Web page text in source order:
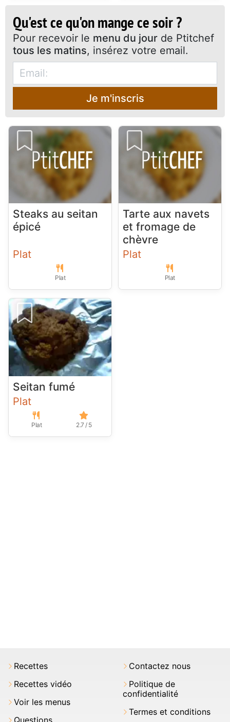
Qu'est ce qu'on mange ce soir ?
Pour recevoir le menu du jour de Ptitchef
tous les matins, insérez votre email.
Je m'inscris
Steaks au seitan
épicé
Plat
Plat
Tarte aux navets
et fromage de
chèvre
Plat
Plat
Seitan fumé
Plat
Plat 2.7 / 5
Recettes
Recettes vidéo
Voir les menus
Questions
Contactez nous
Politique de
confidentialité
Termes et conditions